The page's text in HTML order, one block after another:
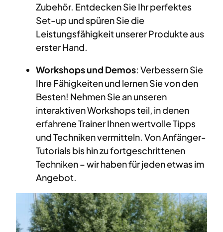
Zubehör. Entdecken Sie Ihr perfektes
Set-up und spüren Sie die
Leistungsfähigkeit unserer Produkte aus
erster Hand.
Workshops und Demos: Verbessern Sie
Ihre Fähigkeiten und lernen Sie von den
Besten! Nehmen Sie an unseren
interaktiven Workshops teil, in denen
erfahrene Trainer Ihnen wertvolle Tipps
und Techniken vermitteln. Von Anfänger-
Tutorials bis hin zu fortgeschrittenen
Techniken – wir haben für jeden etwas im
Angebot.